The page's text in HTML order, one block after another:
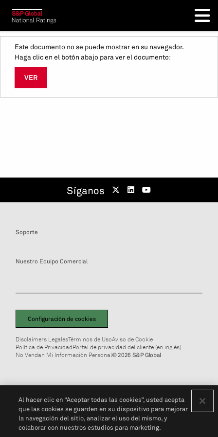
Este documento no se puede mostrar en su navegador.
Haga clic en el botón abajo para ver el documento:
VER
Síganos
Soporte
Nuestro Equipo Comercial
Configuración de cookies
Disclaimers LegalesTérminos de UsoAviso de Cookie
Política de PrivacidadPortal de privacidad del cliente (en inglés)
No Vendan Mi Información Personal© 2026 S&P Global
Al hacer clic en “Aceptar todas las cookies”, usted acepta
que las cookies se guarden en su dispositivo para mejorar
la navegación del sitio, analizar el uso del mismo, y
colaborar con nuestros estudios para marketing.